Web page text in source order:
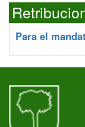
Para el